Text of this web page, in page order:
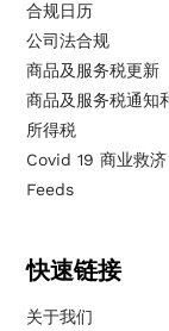
合规日历
公司法合规
商品及服务税更新
商品及服务税通知
所得税
Covid 19 商业救济
Feeds
快速链接
关于我们